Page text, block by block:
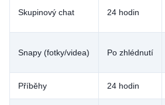
Skupinový chat 24 hodin
Snapy (fotky/videa) Po zhlédnutí
Příběhy 24 hodin